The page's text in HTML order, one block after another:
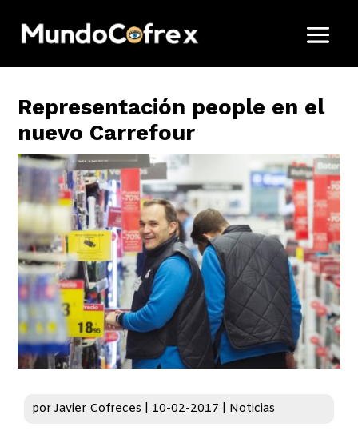
Representación people en el
nuevo Carrefour
porJavier Cofreces 10-02-2017 Noticias